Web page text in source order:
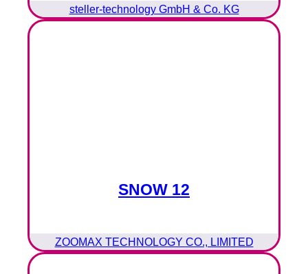
steller-technology GmbH & Co. KG
SNOW 12
ZOOMAX TECHNOLOGY CO., LIMITED